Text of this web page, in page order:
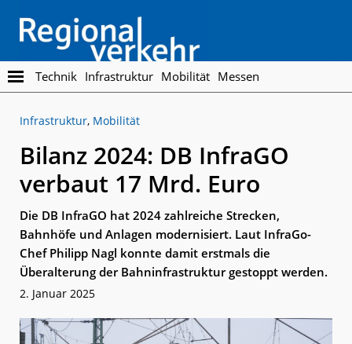
main
content
footer
Regionalverkehr
Die
Fachzeitschrift
den
Personennahverkehr
Technik Infrastruktur Mobilität Messen
Infrastruktur, Mobilität
Bilanz 2024: DB InfraGO
verbaut 17 Mrd. Euro
Die DB InfraGO hat 2024 zahlreiche Strecken,
Bahnhöfe und Anlagen modernisiert. Laut InfraGo-
Chef Philipp Nagl konnte damit erstmals die
Überalterung der Bahninfrastruktur gestoppt werden.
2. Januar 2025